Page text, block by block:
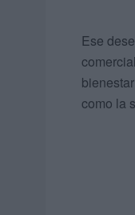
Ese
como la